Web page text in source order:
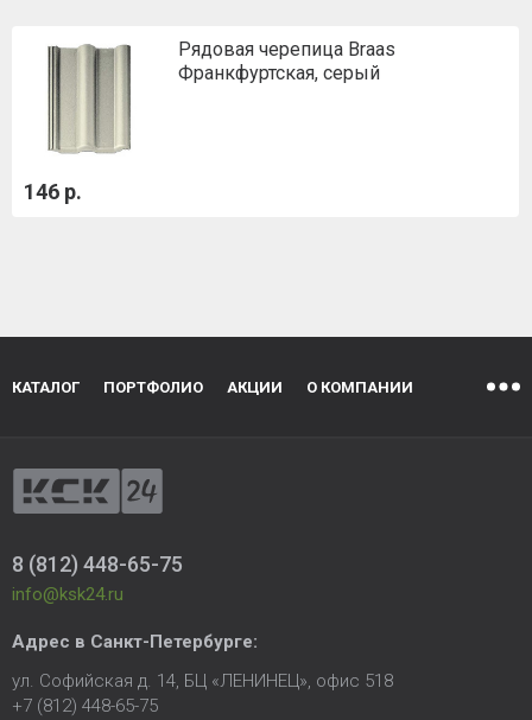
Рядовая черепица Braas
Франкфуртская, серый
146 р.
КАТАЛОГ ПОРТФОЛИО АКЦИИ О КОМПАНИИ
8 (812) 448-65-75
info@ksk24.ru
Адрес в Санкт-Петербурге:
ул. Софийская д. 14, БЦ «ЛЕНИНЕЦ», офис 518
+7 (812) 448-65-75